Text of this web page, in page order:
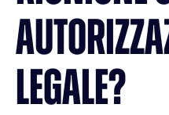
LEGALE?